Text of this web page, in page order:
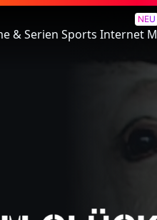
& Serien Sports
NEU
Internet
Drei